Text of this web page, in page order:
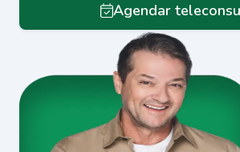
Agendar